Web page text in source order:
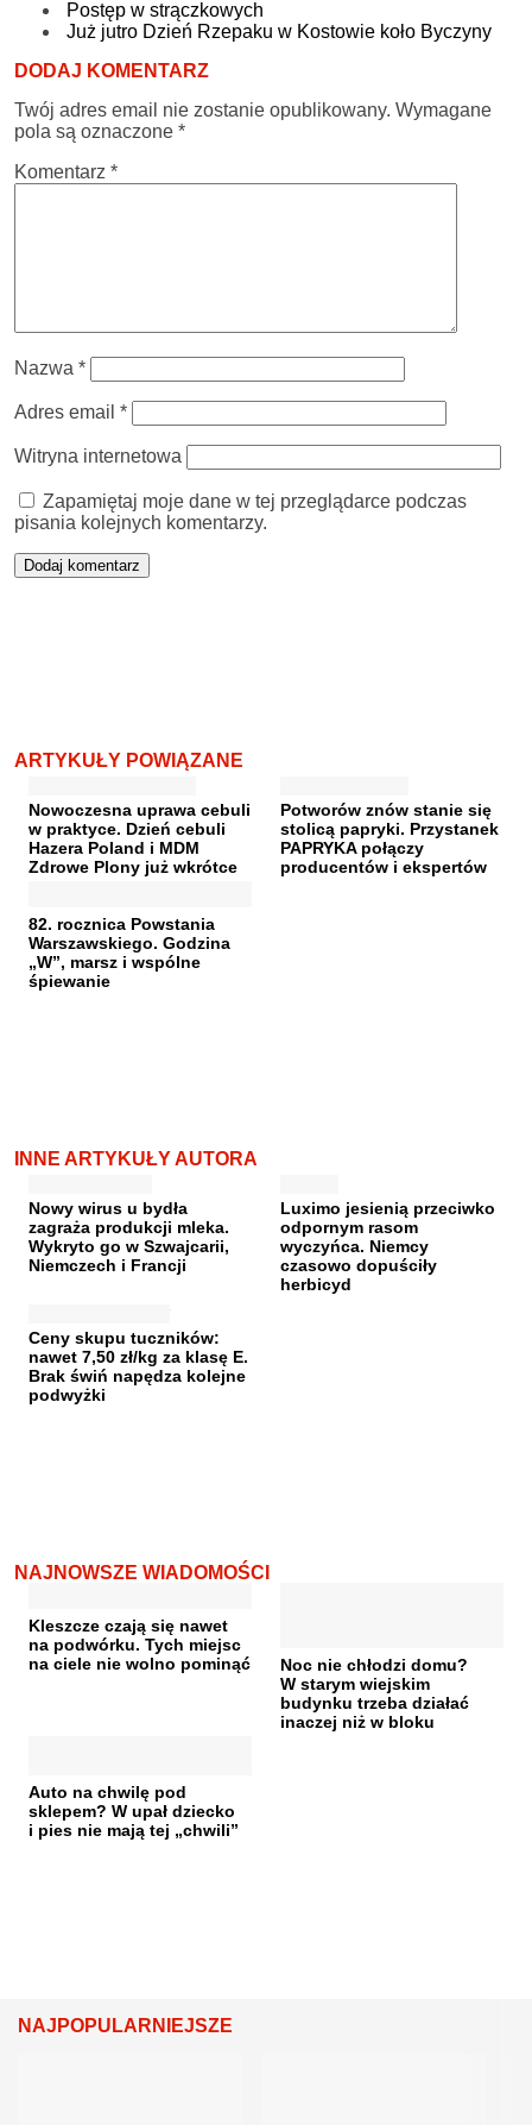
Postęp w strączkowych
Już jutro Dzień Rzepaku w Kostowie koło Byczyny
DODAJ KOMENTARZ
Twój adres email nie zostanie opublikowany. Wymagane
pola są oznaczone *
Komentarz *
Nazwa *
Adres email *
Witryna internetowa
Zapamiętaj moje dane w tej przeglądarce podczas
pisania kolejnych komentarzy.
ARTYKUŁY POWIĄZANE
Nowoczesna uprawa cebuli
w praktyce. Dzień cebuli
Hazera Poland i MDM
Zdrowe Plony już wkrótce
Potworów znów stanie się
stolicą papryki. Przystanek
PAPRYKA połączy
producentów i ekspertów
82. rocznica Powstania
Warszawskiego. Godzina
„W”, marsz i wspólne
śpiewanie
INNE ARTYKUŁY AUTORA
Nowy wirus u bydła
zagraża produkcji mleka.
Wykryto go w Szwajcarii,
Niemczech i Francji
Luximo jesienią przeciwko
odpornym rasom
wyczyńca. Niemcy
czasowo dopuściły
herbicyd
Ceny skupu tuczników:
nawet 7,50 zł/kg za klasę E.
Brak świń napędza kolejne
podwyżki
NAJNOWSZE WIADOMOŚCI
Kleszcze czają się nawet
na podwórku. Tych miejsc
na ciele nie wolno pominąć
Noc nie chłodzi domu?
W starym wiejskim
budynku trzeba działać
inaczej niż w bloku
Auto na chwilę pod
sklepem? W upał dziecko
i pies nie mają tej „chwili”
NAJPOPULARNIEJSZE